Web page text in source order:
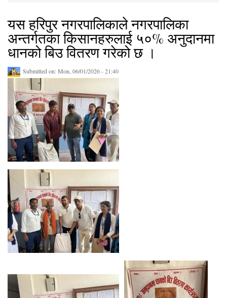
यस हरिपुर नगरपालिकाले नगरपालिका
अन्तर्गतका किसानहरुलाई ५०% अनुदानमा
धानको बिउ वितरण गरेको छ ।
Submitted on:Mon, 06/01/2026 - 21:40